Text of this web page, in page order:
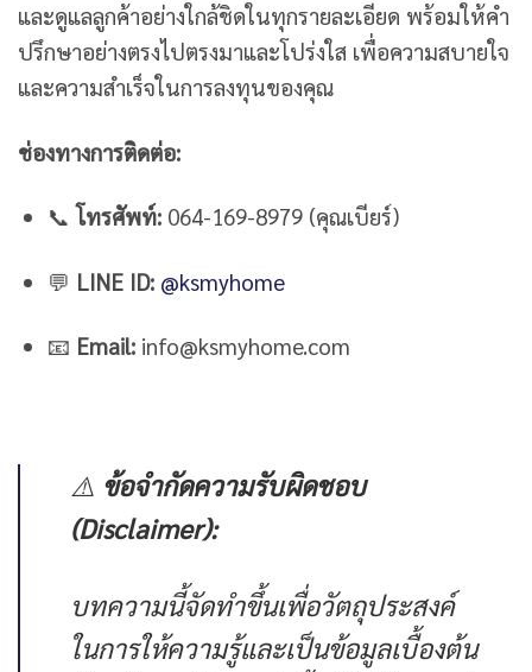
และดูแลลูกค้าอย่างใกล้ชิดในทุกรายละเอียด พร้อมให้คำ
ปรึกษาอย่างตรงไปตรงมาและโปร่งใส เพื่อความสบายใจ
และความสำเร็จในการลงทุนของคุณ
ช่องทางการติดต่อ:
📞โทรศัพท์:064-169-8979 (คุณเบียร์)
💬 LINE ID: @ksmyhome
📧 Email:info@ksmyhome.com
⚠️ ข้อจำกัดความรับผิดชอบ
(Disclaimer):
บทความนี้จัดทำขึ้นเพื่อวัตถุประสงค์
ในการให้ความรู้และเป็นข้อมูลเบื้องต้น